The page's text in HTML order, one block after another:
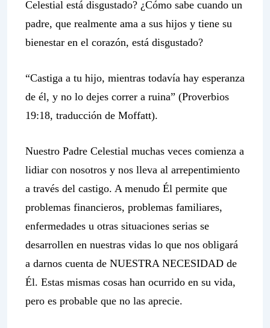
Celestial está disgustado? ¿Cómo sabe cuando un
padre, que realmente ama a sus hijos y tiene su
bienestar en el corazón, está disgustado?
“Castiga a tu hijo, mientras todavía hay esperanza
de él, y no lo dejes correr a ruina” (Proverbios
19:18, traducción de Moffatt).
Nuestro Padre Celestial muchas veces comienza a
lidiar con nosotros y nos lleva al arrepentimiento
a través del castigo. A menudo Él permite que
problemas financieros, problemas familiares,
enfermedades u otras situaciones serias se
desarrollen en nuestras vidas lo que nos obligará
a darnos cuenta de NUESTRA NECESIDAD de
Él. Estas mismas cosas han ocurrido en su vida,
pero es probable que no las aprecie.